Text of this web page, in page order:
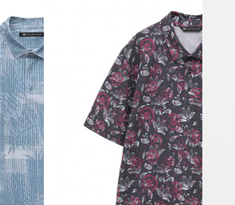
0388824814, 0388824821,
0388824876, 0388824883, 0388824890,
0388824937